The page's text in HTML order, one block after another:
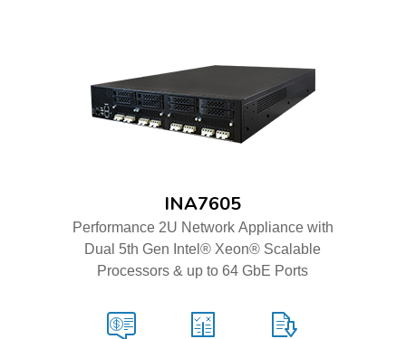
INA7605
Performance 2U Network Appliance with
Dual 5th Gen Intel® Xeon® Scalable
Processors & up to 64 GbE Ports